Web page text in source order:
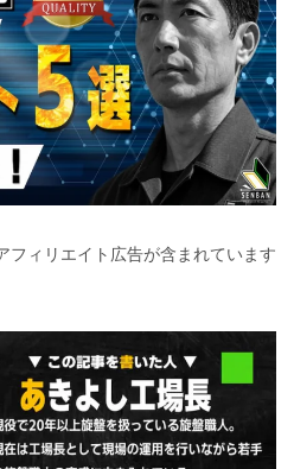
フィリエイト広告が含まれています